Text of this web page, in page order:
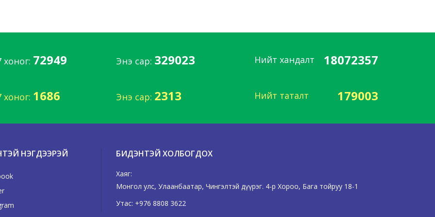
хоног: 72949 Энэ сар: 329023 Нийт хандалт 18072357
хоног: 1686 Энэ сар: 2313 Нийт таталт 179003
НЭГДЭЭРЭЙ БИДЭНТЭЙ ХОЛБОГДОХ
Хаяг:
Монгол улс, Улаанбаатар, Чингэлтэй дүүрэг. 4-р Хороо, Бага тойруу 18-1
Утас: +976 8808 3622